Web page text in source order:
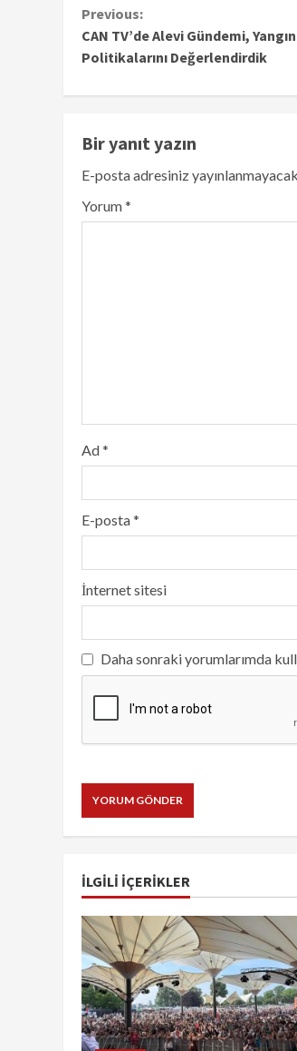
Continue
Reading
Previous:
CAN TV’de Alevi Gündemi,
Politikalarını Değerlendirdik
Bir yanıt yazın
E-posta adresiniz
Yorum*
Ad*
E-posta*
İnternet sitesi
Daha sonraki yorumlarımda
İLGILI IÇERIKLER